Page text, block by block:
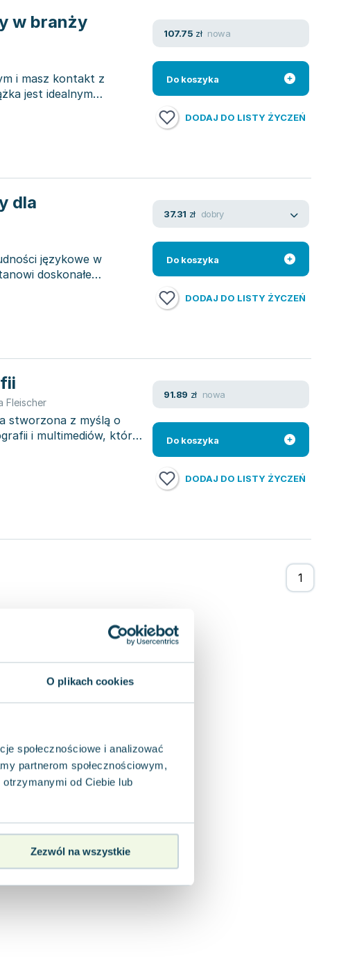
O plikach cookies
społecznościowe i analizować
partnerom społecznościowym,
od Ciebie lub
Zezwól na wszystkie
w branży
i masz kontakt z
jest idealnym
107.75 zł nowa
Do koszyka
DODAJ DO LISTY ŻYCZEŃ
dla
językowe w
doskonałe
37.31 zł dobry
Do koszyka
DODAJ DO LISTY ŻYCZEŃ
Fleischer
stworzona z myślą o
i multimediów, które
91.89 zł nowa
Do koszyka
DODAJ DO LISTY ŻYCZEŃ